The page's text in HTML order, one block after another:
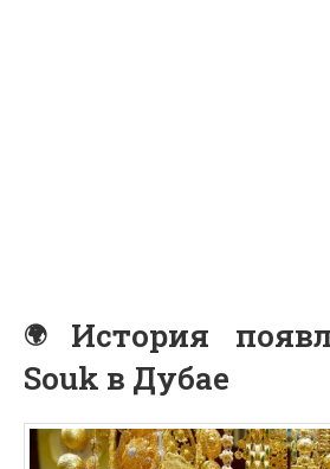
История
Souk в Дубае